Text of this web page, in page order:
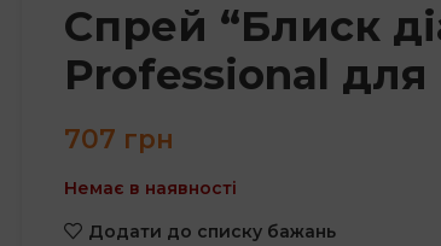
Спрей “Блиск
Professional для
707 грн
Немає в наявності
Додати до списку бажань